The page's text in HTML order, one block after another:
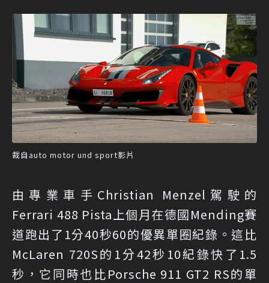
裁自auto motor und sport影片
由專業車手Christian Menzel駕駛的
Ferrari 488 Pista上個月在德國Mending賽
道跑出了1分40秒60的優異單圈紀錄。這比
McLaren 720S的1分42秒10紀錄快了1.5
秒，它同時也比Porsche 911 GT2 RS的單